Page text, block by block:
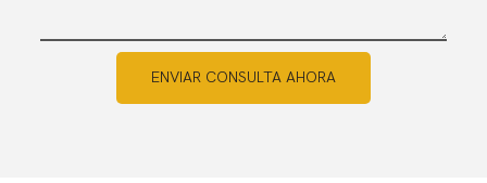
ENVIAR CONSULTA AHORA